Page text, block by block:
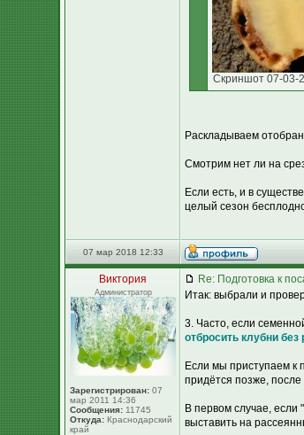
Скриншот 07-03-
Раскладываем
Смотрим нет ли на
Если есть, и в
целый сезон
07 мар 2018 12:33
Виктория
Администратор
Зарегистрирован: 07
мар 2011 14:36
Сообщения: 11745
Откуда: Краснодарский
край
Re: Подготовка к
Итак: выбрали и
3. Часто, если
отбросить клубни
Если мы приступаем к
придётся позже,
В первом случае,
выставить на